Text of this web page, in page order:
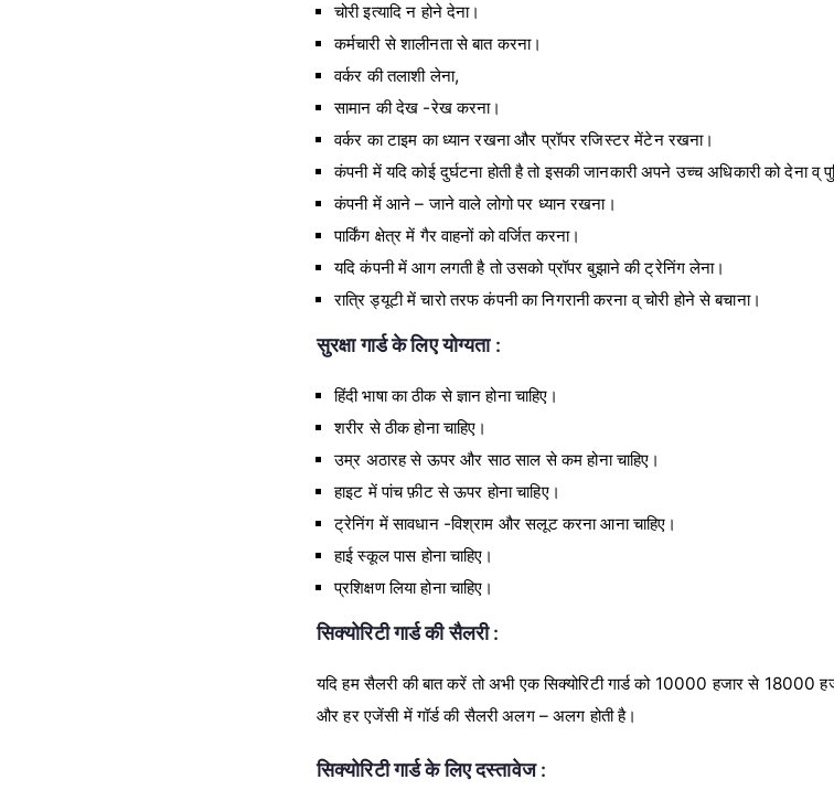
चोरी इत्यादि न होने देना।
कर्मचारी से शालीनता से बात करना।
वर्कर की तलाशी लेना,
सामान की देख -रेख करना।
वर्कर का टाइम का ध्यान रखना और प्रॉपर रजिस्टर मेंटेन रखना।
कंपनी में यदि कोई दुर्घटना होती है तो इसकी जानकारी अपने उच्च अधिकारी को देना व्
कंपनी में आने – जाने वाले लोगो पर ध्यान रखना।
पार्किंग क्षेत्र में गैर वाहनों को वर्जित करना।
यदि कंपनी में आग लगती है तो उसको प्रॉपर बुझाने की ट्रेनिंग लेना।
रात्रि ड्यूटी में चारो तरफ कंपनी का निगरानी करना व् चोरी होने से बचाना।
सुरक्षा गार्ड के लिए योग्यता :
हिंदी भाषा का ठीक से ज्ञान होना चाहिए।
शरीर से ठीक होना चाहिए।
उम्र अठारह से ऊपर और साठ साल से कम होना चाहिए।
हाइट में पांच फ़ीट से ऊपर होना चाहिए।
ट्रेनिंग में सावधान -विश्राम और सलूट करना आना चाहिए।
हाई स्कूल पास होना चाहिए।
प्रशिक्षण लिया होना चाहिए।
सिक्योरिटी गार्ड की सैलरी :
यदि हम सैलरी की बात करें तो अभी एक सिक्योरिटी गार्ड को 10000 हजार से 18000
और हर एजेंसी में गॉर्ड की सैलरी अलग – अलग होती है।
सिक्योरिटी गार्ड के लिए दस्तावेज :